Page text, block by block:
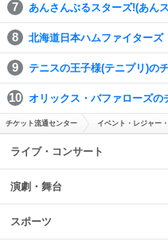
あんさんぶるスターズ!(あん
北海道日本ハムファイターズ
テニスの王子様(テニプリ)の
オリックス・バファローズの
チケット流通センター イベント・レジャー
ライブ・コンサート
演劇・舞台
スポーツ